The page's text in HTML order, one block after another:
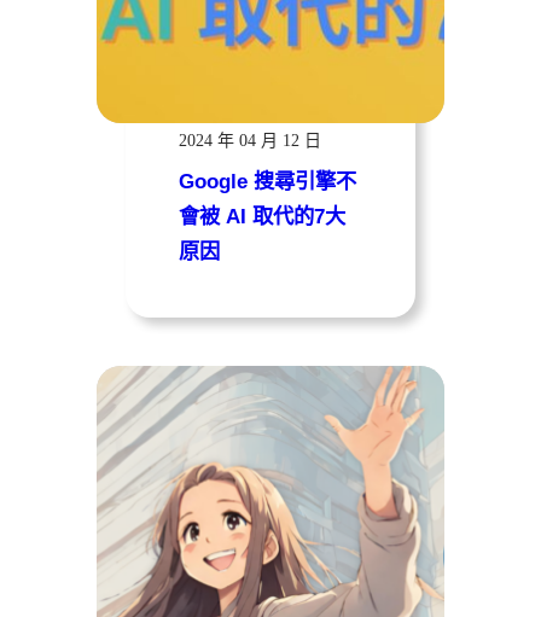
2024 年 04 月 12 日
Google 搜尋引擎不
會被 AI 取代的7大
原因